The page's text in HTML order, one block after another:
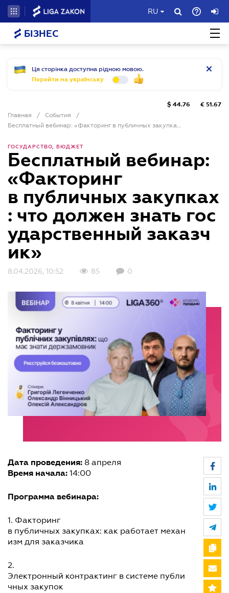
RU
БІЗНЕС
Ця сторінка доступна рідною мовою.
Перейти на українську
Главная / События
/
Бесплатный вебинар: «Факторинг в публичных закупках: что должен знать государственный заказчик»
$ 44.76 € 51.67
ГОСУДАРСТВО, БЮДЖЕТ
Бесплатный вебинар:
«Факторинг
в публичных закупках
: что должен знать гос
ударственный заказч
ик»
8.04.2026, 10:52 85 0
Дата проведения: 8 апреля
Время начала: 14:00
Программа вебинара:
1. Факторинг
в публичных закупках: как работает механ
изм для заказчика
2.
Электронный контрактинг в системе публи
чных закупок